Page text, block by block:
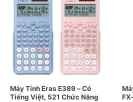
Máy Tính Eras E389 – Có
Tiếng Việt, 521 Chức Năng